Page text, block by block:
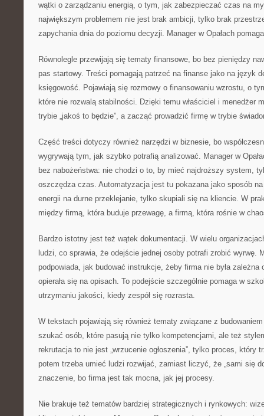
wątki o zarządzaniu energią, o tym, jak zabezpieczać czas na
największym problemem nie jest brak ambicji, tylko brak
zapychania dnia do poziomu decyzji. Manager w Opałach
Równolegle przewijają się tematy finansowe, bo bez pieniędzy
pas startowy. Treści pomagają patrzeć na finanse jako na język
księgowość. Pojawiają się rozmowy o finansowaniu wzrostu, o
które nie rozwalą stabilności. Dzięki temu właściciel i menedżer
trybie „jakoś to będzie”, a zacząć prowadzić firmę w trybie
Część treści dotyczy również narzędzi w biznesie, bo
wygrywają tym, jak szybko potrafią analizować. Manager w
bez nabożeństwa: nie chodzi o to, by mieć najdroższy system,
oszczędza czas. Automatyzacja jest tu pokazana jako sposób
energii na durne przeklejanie, tylko skupiali się na kliencie. W
między firmą, która buduje przewagę, a firmą, która rośnie w
Bardzo istotny jest też wątek dokumentacji. W wielu
ludzi, co sprawia, że odejście jednej osoby potrafi zrobić wyrwę.
podpowiada, jak budować instrukcje, żeby firma nie była zależna
opierała się na opisach. To podejście szczególnie pomaga w
utrzymaniu jakości, kiedy zespół się rozrasta.
W tekstach pojawiają się również tematy związane z
szukać osób, które pasują nie tylko kompetencjami, ale też
rekrutacja to nie jest „wrzucenie ogłoszenia”, tylko proces, który
potem trzeba umieć ludzi rozwijać, zamiast liczyć, że „sami się
znaczenie, bo firma jest tak mocna, jak jej procesy.
Nie brakuje też tematów bardziej strategicznych i rynkowych: